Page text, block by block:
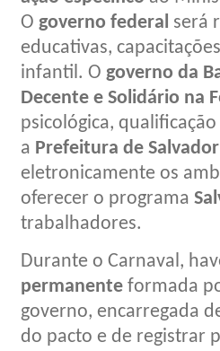
O governo federal será
educativas,
infantil. O governo da
Decente e Solidário na
psicológica,
a Prefeitura de Salvador
eletronicamente os
oferecer o programa
trabalhadores.
Durante o Carnaval,
permanente formada
governo, encarregada
do pacto e de registrar